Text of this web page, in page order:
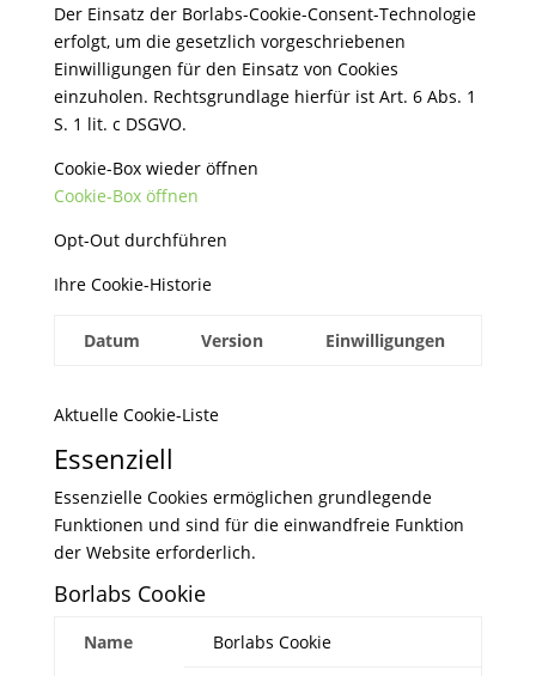
Der Einsatz der Borlabs-Cookie-Consent-Technologie
erfolgt, um die gesetzlich vorgeschriebenen
Einwilligungen für den Einsatz von Cookies
einzuholen. Rechtsgrundlage hierfür ist Art. 6 Abs. 1
S. 1 lit. c DSGVO.
Cookie-Box wieder öffnen
Cookie-Box öffnen
Opt-Out durchführen
Ihre Cookie-Historie
Datum Version Einwilligungen
Aktuelle Cookie-Liste
Essenziell
Essenzielle Cookies ermöglichen grundlegende
Funktionen und sind für die einwandfreie Funktion
der Website erforderlich.
Borlabs Cookie
Name Borlabs Cookie